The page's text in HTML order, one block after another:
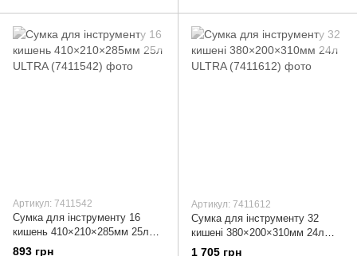
Артикул: 7411542
Сумка для інструменту 16
кишень 410×210×285мм 25л
ULTRA (7411542)
893 грн
Артикул: 7411612
Сумка для інструменту 32
кишені 380×200×310мм 24л
ULTRA (7411612)
1 705 грн